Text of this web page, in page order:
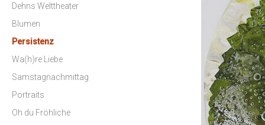
Dehns Welttheater
Blumen
Persistenz
Wa(h)re Liebe
Samstagnachmittag
Portraits
Oh du Fröhliche